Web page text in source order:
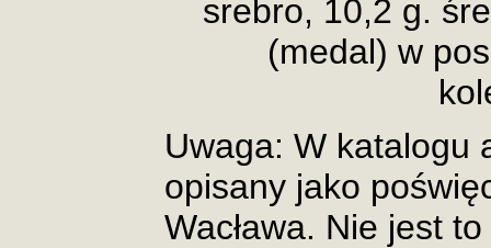
srebro, 10,2 g.
(medal) w
Uwaga: W katalogu
opisany jako
Wacława. Nie jest